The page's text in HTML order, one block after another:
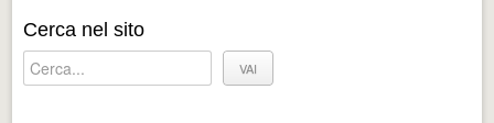
Cerca nel sito